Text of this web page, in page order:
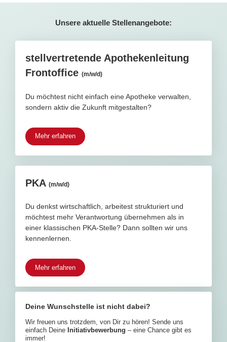
Unsere aktuelle Stellenangebote:
stellvertretende Apothekenleitung
Frontoffice (m/w/d)
Du möchtest nicht einfach eine Apotheke verwalten,
sondern aktiv die Zukunft mitgestalten?
Mehr erfahren
PKA (m/w/d)
Du denkst wirtschaftlich, arbeitest strukturiert und
möchtest mehr Verantwortung übernehmen als in
einer klassischen PKA-Stelle? Dann sollten wir uns
kennenlernen.
Mehr erfahren
Deine Wunschstelle ist nicht dabei?
Wir freuen uns trotzdem, von Dir zu hören! Sende uns
einfach Deine Initiativbewerbung – eine Chance gibt es
immer!